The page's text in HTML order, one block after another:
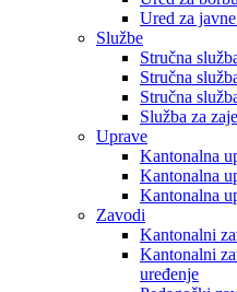
Ured za
Službe
Stručna
Stručna
Stručna
Služba za
Uprave
Kantonalna
Kantonalna
Kantonalna
Zavodi
Kantonalni
Kantonalni
uređenje